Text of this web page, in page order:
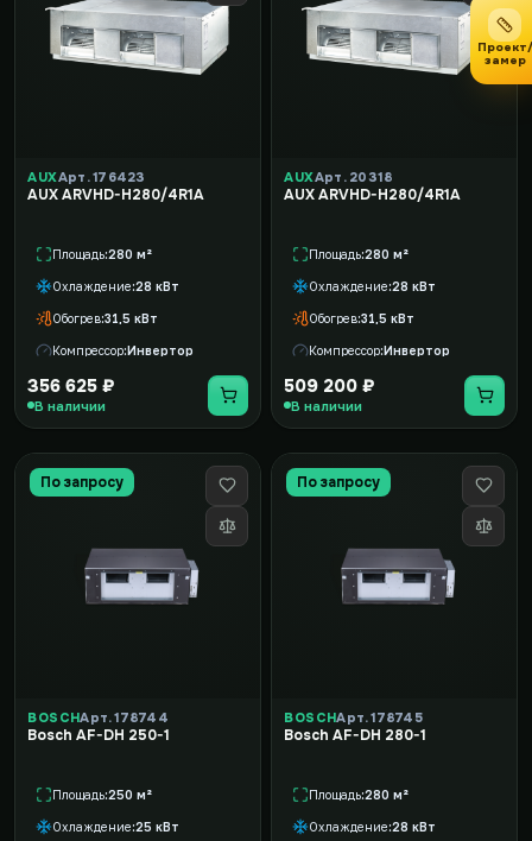
AUXАрт. 176423
AUX ARVHD-H280/4R1A
Площадь 280 м²
Охлаждение 28 кВт
Обогрев 31,5 кВт
Компрессор Инвертор
356 625 ₽
В наличии
AUXАрт. 20318
AUX ARVHD-H280/4R1A
Площадь 280 м²
Охлаждение 28 кВт
Обогрев 31,5 кВт
Компрессор Инвертор
509 200 ₽
В наличии
По запросу
BOSCHАрт. 178744
Bosch AF-DH 250-1
Площадь 250 м²
Охлаждение 25 кВт
По запросу
BOSCHАрт. 178745
Bosch AF-DH 280-1
Площадь 280 м²
Охлаждение 28 кВт
Проект/
замер